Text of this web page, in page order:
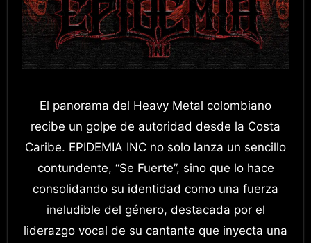
El panorama del Heavy Metal colombiano
recibe un golpe de autoridad desde la Costa
Caribe. EPIDEMIA INC no solo lanza un sencillo
contundente, “Se Fuerte”, sino que lo hace
consolidando su identidad como una fuerza
ineludible del género, destacada por el
liderazgo vocal de su cantante que inyecta una